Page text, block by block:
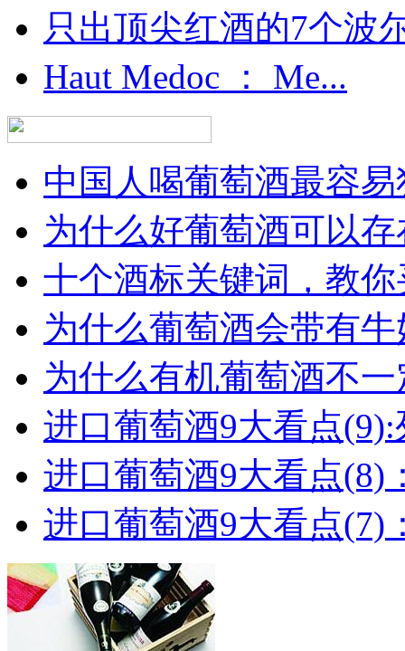
只出顶尖红酒的7个波
Haut Medoc ： Me...
中国人喝葡萄酒最容
为什么好葡萄酒可以
十个酒标关键词，教
为什么葡萄酒会带有
为什么有机葡萄酒不
进口葡萄酒9大看点(9):
进口葡萄酒9大看点(8)
进口葡萄酒9大看点(7)